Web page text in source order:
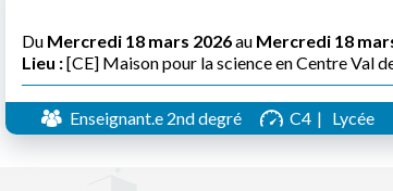
Du Mercredi 18 mars 2026au Mercredi 18
Lieu :[CE] Maison pour la science en Centre Val
Enseignant.e 2nd degré C4 Lycée